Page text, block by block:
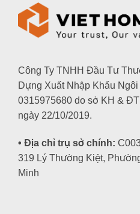
Công Ty TNHH Đầu Tư
Dựng Xuất Nhập Khẩu
0315975680 do sở KH &
ngày 22/10/2019.
• Địa chỉ trụ sở chính:
319 Lý Thường Kiệt,
Minh